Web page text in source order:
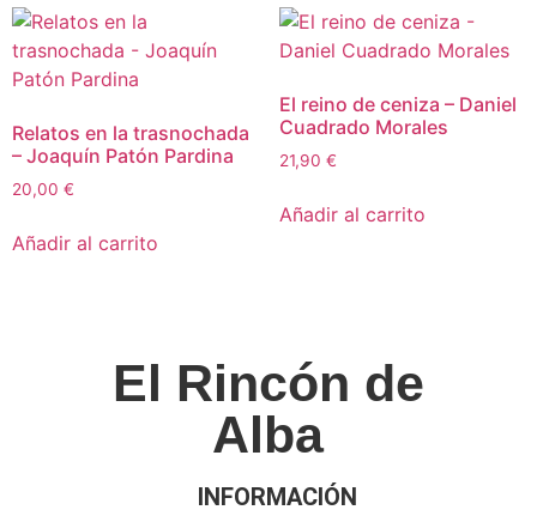
Relatos en la trasnochada
– Joaquín Patón Pardina
20,00 €
Añadir al carrito
El reino de ceniza – Daniel
Cuadrado Morales
21,90 €
Añadir al carrito
El Rincón de
Alba
INFORMACIÓN